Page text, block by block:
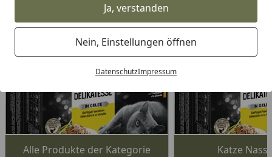
Ja, verstanden
Nein, Einstellungen öffnen
DatenschutzImpressum
Wählen Sie Ihre Wunschkategorie
Alle Produkte der Kategorie Katze